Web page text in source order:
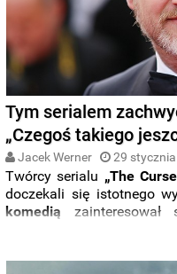
Tym serialem
„Czegoś takiego
Jacek Werner 29
Twórcy serialu „The
doczekali się istotnego
komedią
podczas specjalnej
”
przedsięwzięć jak „